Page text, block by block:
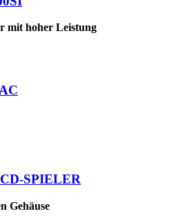
mit hoher Leistung
SPIELER
Gehäuse